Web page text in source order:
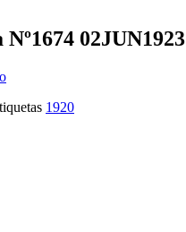
02JUN1923
1920